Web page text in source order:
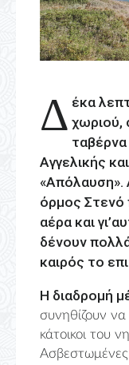
Δ έκα
χωριού,
ταβέρνα
Αγγελικής
«Απόλαυση».
όρμος Στενό
αέρα και
δένουν
καιρός το
Η διαδρομή
συνηθίζουν
κάτοικοι του
Ασβεστωμένες